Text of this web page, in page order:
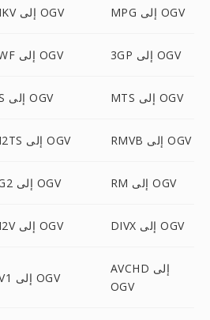
MKV إلى OGV MPG إلى OGV
SWF إلى OGV 3GP إلى OGV
TS إلى OGV MTS إلى OGV
M2TS إلى OGV RMVB إلى OGV
3G2 إلى OGV RM إلى OGV
M2V إلى OGV DIVX إلى OGV
AV1 إلى OGV
AVCHD إلى
OGV